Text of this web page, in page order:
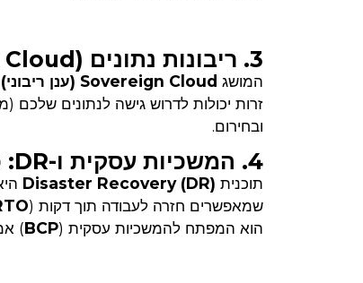
3. ריבונות נתונים (Sovereign Cloud): המידע נשאר בבית
המושג Sovereign Cloud (ענן ריבוני)
ובחירום.
4. המשכיות עסקית ו-DR: כי אסור לעצור
תוכנית Disaster Recovery (DR)
שמאפשרים חזרה לעבודה תוך דקות (
הוא המפתח להמשכיות עסקית (BCP
)